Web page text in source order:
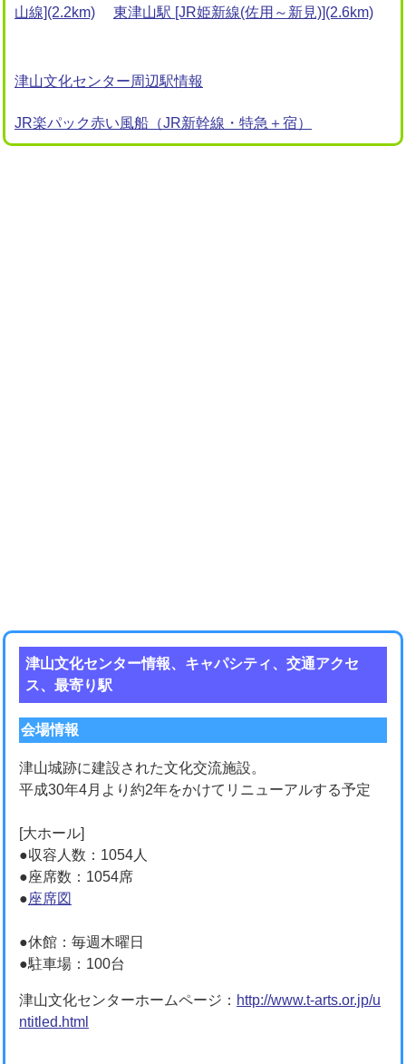
山線](2.2km)
東津山駅 [JR姫新線(佐用～新見)](2.6km)
津山文化センター周辺駅情報
JR楽パック赤い風船（JR新幹線・特急＋宿）
津山文化センター情報、キャパシティ、交通アクセ
ス、最寄り駅
会場情報
津山城跡に建設された文化交流施設。
平成30年4月より約2年をかけてリニューアルする予定
[大ホール]
●収容人数：1054人
●座席数：1054席
●座席図
●休館：毎週木曜日
●駐車場：100台
津山文化センターホームページ： http://www.t-arts.or.jp/u
ntitled.html